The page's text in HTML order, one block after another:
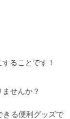
ることです！
せんか？
きる便利グッズで